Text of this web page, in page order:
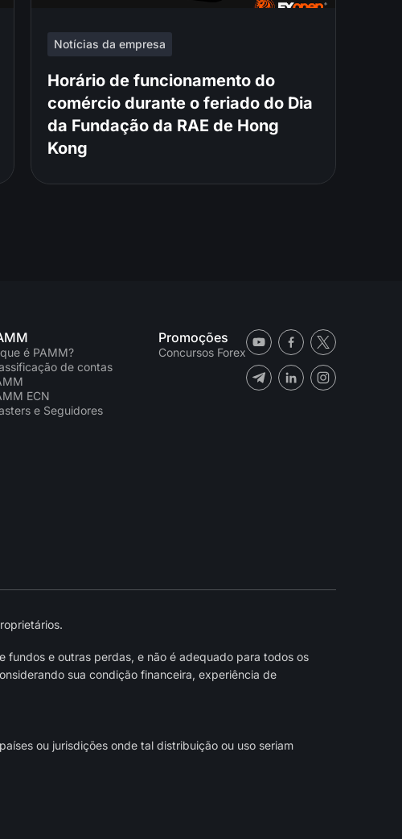
Notícias da empresa
Horário de funcionamento do
comércio durante o feriado do Dia
da Fundação da RAE de Hong
Kong
é PAMM?
de contas
ECN
e Seguidores
Promoções
Concursos Forex
fundos e outras perdas, e não é adequado para todos os
sua condição financeira, experiência de
ou jurisdições onde tal distribuição ou uso seriam